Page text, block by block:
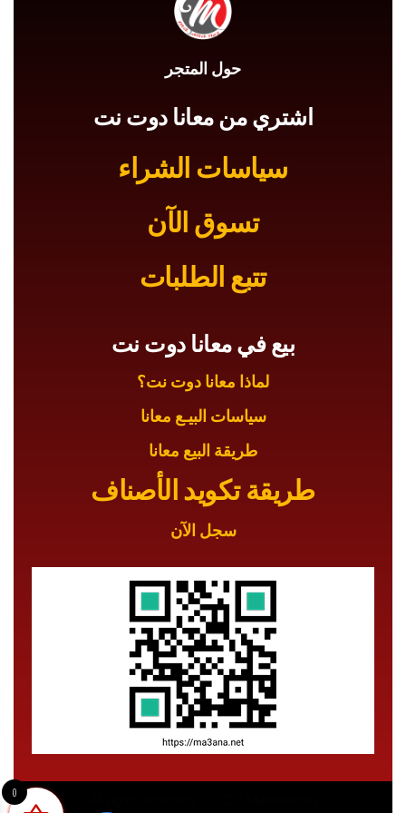
حول المتجر
اشتري من معانا دوت نت
سياسات الشراء
تسوق الآن
تتبع الطلبات
بيع في معانا دوت نت
لماذا معانا دوت نت؟
سياسات البيـع معانا
طريقة البيع معانا
طريقة تكويد الأصناف
سجل الآن
0